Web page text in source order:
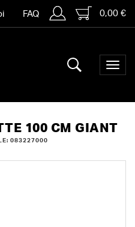
FAQ 0,00 €
100 CM GIANT
083227000